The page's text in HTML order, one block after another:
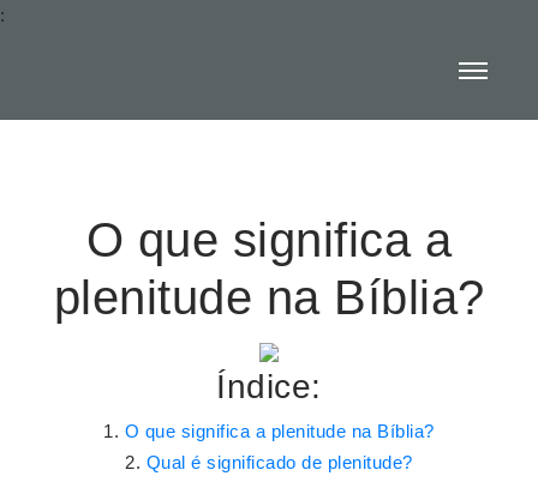
:
O que significa a
plenitude na Bíblia?
Índice:
O que significa a plenitude na Bíblia?
Qual é significado de plenitude?